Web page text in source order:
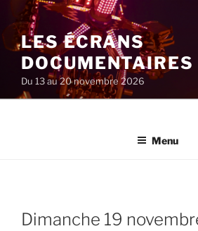
au
contenu
principal
LES ÉCRANS
DOCUMENTAIRES
Du 13 au 20 novembre 2026
Menu
dimanche 19 novembre 2006 à